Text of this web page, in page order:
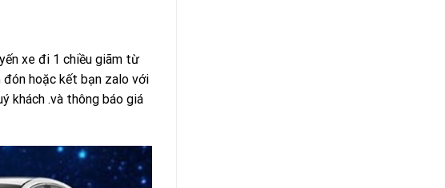
xe đi 1 chiều giãm từ
đón hoặc kết bạn zalo với
khách .và thông báo giá